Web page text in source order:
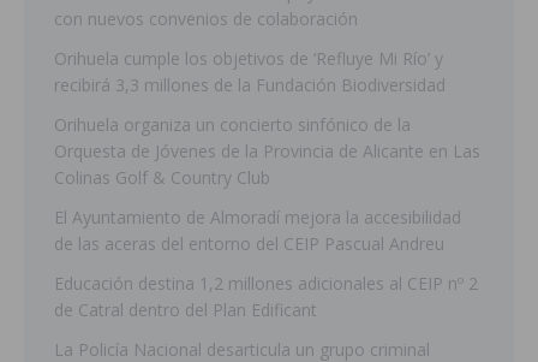
con nuevos convenios de colaboración
Orihuela cumple los objetivos de ‘Refluye Mi Río’ y
recibirá 3,3 millones de la Fundación Biodiversidad
Orihuela organiza un concierto sinfónico de la
Orquesta de Jóvenes de la Provincia de Alicante en Las
Colinas Golf & Country Club
El Ayuntamiento de Almoradí mejora la accesibilidad
de las aceras del entorno del CEIP Pascual Andreu
Educación destina 1,2 millones adicionales al CEIP nº 2
de Catral dentro del Plan Edificant
La Policía Nacional desarticula un grupo criminal